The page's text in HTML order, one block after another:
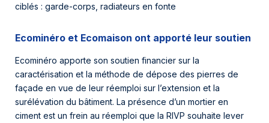
ciblés : garde-corps, radiateurs en fonte
Ecominéro et Ecomaison ont apporté leur soutien
Ecominéro apporte son soutien financier sur la
caractérisation et la méthode de dépose des pierres de
façade en vue de leur réemploi sur l’extension et la
surélévation du bâtiment. La présence d’un mortier en
ciment est un frein au réemploi que la RIVP souhaite lever